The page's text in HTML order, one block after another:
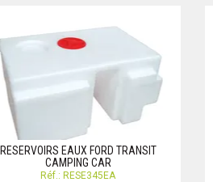
RESERVOIRS EAUX FORD TRANSIT
CAMPING CAR
Réf.: RESE345EA